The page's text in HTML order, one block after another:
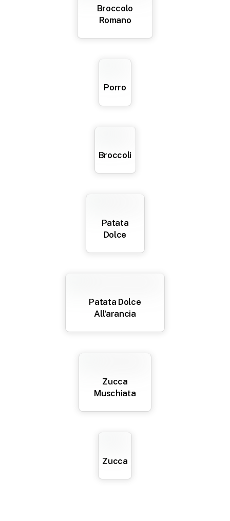
Broccolo
Romano
Porro
Broccoli
Patata
Dolce
Patata Dolce
All'arancia
Zucca
Muschiata
Zucca